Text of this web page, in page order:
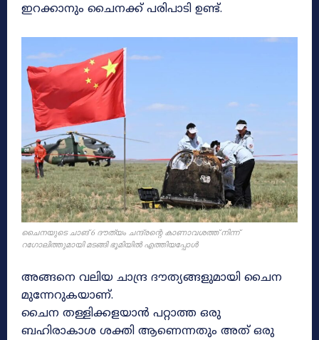
ഇറക്കാനും ചൈനക്ക് പരിപാടി ഉണ്ട്.
ചൈനയുടെ ചാങ് 6 ദൗത്യം ചന്ദ്രന്റെ കാണാവശത്ത് നിന്ന്
റഗോലിത്തുമായി മടങ്ങി ഭൂമിയിൽ എത്തിയപ്പോൾ
അങ്ങനെ വലിയ ചാന്ദ്ര ദൗത്യങ്ങളുമായി ചൈന
മുന്നേറുകയാണ്.
ചൈന തള്ളിക്കളയാൻ പറ്റാത്ത ഒരു
ബഹിരാകാശ ശക്തി ആണെന്നതും അത് ഒരു